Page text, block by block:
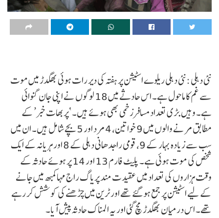
نئی دہلی :نئی دہلی ریلوے اسٹیشن پر ہفتہ کی دیر رات ہوئی بھگدڑ میں موت
سے غم کا ماحول ہے۔ اس حادثے میں 18 لوگوں نے اپنی جان گنوائی
ہے۔ وہیں بڑی تعداد مسافر زخمی بھی ہوئے ہیں۔ ‘پربھات خبر’ کے
مطابق مرنے والوں میں 9 خواتین، 4 مرد اور 5 بچے شامل ہیں۔ ان میں
سب سے زیادہ بہار کے 9، قومی راجدھانی دہلی کے 8 اور ہریانہ کے ایک
شخص کی موت ہوئی ہے۔ پلیٹ فارم 13 اور 14 پر ہوئے حادثہ کے
وقت ہزاروں کی تعداد میں عقیدت مند پریاگ راج مہا کمبھ میں جانے
کے لیے اسٹیشن پر جمع ہو گئے تھے اور ٹرین میں چڑھنے کی کوشش کر رہے
تھے۔ اس درمیان بھگدڑ مچ گئی اور یہ المناک حادثہ پیش آیا۔